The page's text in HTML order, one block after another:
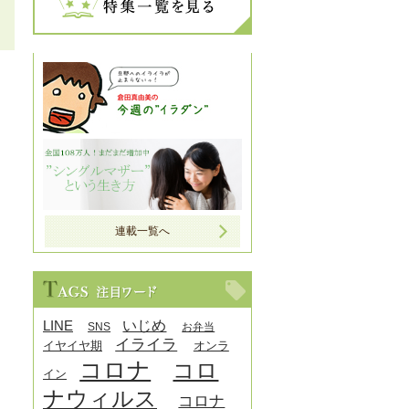
連載一覧へ
LINE SNS いじめ お弁当
イヤイヤ期 イライラ オンラ
イン コロナ
コロ
ナウィルス
コロナ